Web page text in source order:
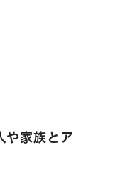
や家族とア